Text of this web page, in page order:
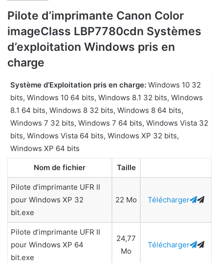
Pilote d’imprimante Canon Color
imageClass LBP7780cdn Systèmes
d’exploitation Windows pris en
charge
Système d’Exploitation pris en charge: Windows 10 32
bits, Windows 10 64 bits, Windows 8.1 32 bits, Windows
8.1 64 bits, Windows 8 32 bits, Windows 8 64 bits,
Windows 7 32 bits, Windows 7 64 bits, Windows Vista 32
bits, Windows Vista 64 bits, Windows XP 32 bits,
Windows XP 64 bits
Nom de fichier Taille
Pilote d’imprimante UFR II
pour Windows XP 32
bit.exe
22 Mo Télécharger
Pilote d’imprimante UFR II
pour Windows XP 64
bit.exe
24,77
Mo
Télécharger